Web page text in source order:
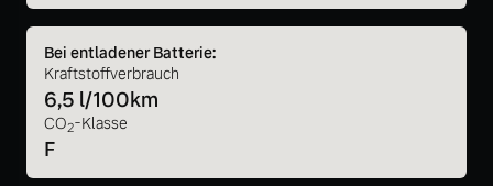
Bei entladener Batterie:
Kraftstoffverbrauch
6,5 l/100km
CO2-Klasse
F